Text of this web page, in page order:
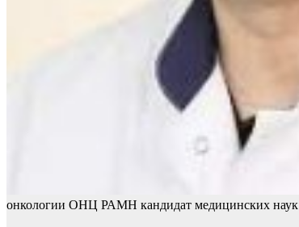
онкологии ОНЦ РАМН кандидат медицинских наук